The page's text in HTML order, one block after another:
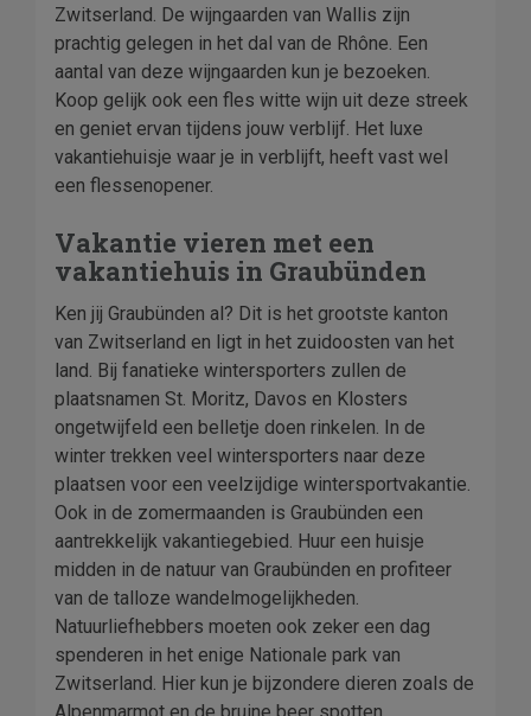
Zwitserland. De wijngaarden van Wallis zijn
prachtig gelegen in het dal van de Rhône. Een
aantal van deze wijngaarden kun je bezoeken.
Koop gelijk ook een fles witte wijn uit deze streek
en geniet ervan tijdens jouw verblijf. Het luxe
vakantiehuisje waar je in verblijft, heeft vast wel
een flessenopener.
Vakantie vieren met een
vakantiehuis in Graubünden
Ken jij Graubünden al? Dit is het grootste kanton
van Zwitserland en ligt in het zuidoosten van het
land. Bij fanatieke wintersporters zullen de
plaatsnamen St. Moritz, Davos en Klosters
ongetwijfeld een belletje doen rinkelen. In de
winter trekken veel wintersporters naar deze
plaatsen voor een veelzijdige wintersportvakantie.
Ook in de zomermaanden is Graubünden een
aantrekkelijk vakantiegebied. Huur een huisje
midden in de natuur van Graubünden en profiteer
van de talloze wandelmogelijkheden.
Natuurliefhebbers moeten ook zeker een dag
spenderen in het enige Nationale park van
Zwitserland. Hier kun je bijzondere dieren zoals de